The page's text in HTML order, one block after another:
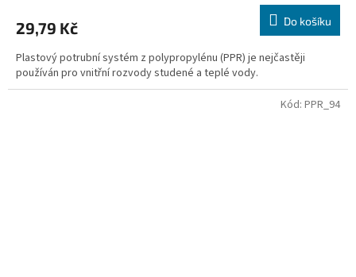
29,79 Kč Do košíku
Plastový potrubní systém z polypropylénu (PPR) je nejčastěji
používán pro vnitřní rozvody studené a teplé vody.
Kód: PPR_94